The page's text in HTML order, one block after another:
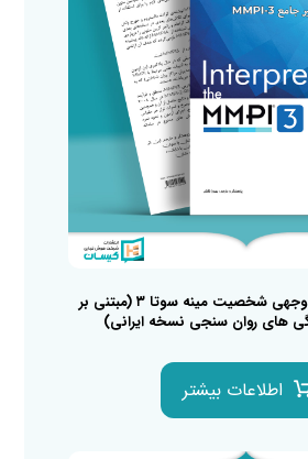
تفسیر سیاهه چند وجهی شخصیت مینه سوتا ۳ (مبتنی بر
های روان سنجی نسخه ایرانی)
اطلاعات بیشتر